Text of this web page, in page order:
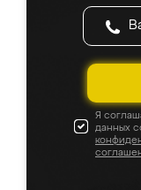
Я
данных